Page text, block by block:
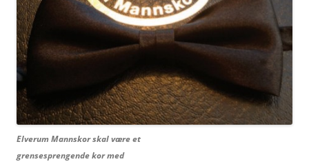
Elverum Mannskor skal være et
grensesprengende kor med